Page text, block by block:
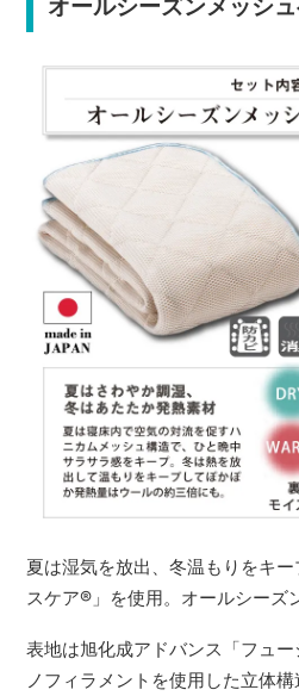
オールシーズンメッシ
夏は湿気を放出、冬温もりをキ
スケア® 」を使用。オールシーズ
表地は旭化成アドバンス「フュ
ノフィラメントを使用した立体